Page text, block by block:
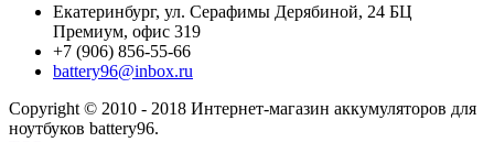
Екатеринбург, ул. Серафимы Дерябиной, 24 БЦ
Премиум, офис 319
+7 (906) 856-55-66
battery96@inbox.ru
Copyright © 2010 - 2018 Интернет-магазин аккумуляторов для
ноутбуков battery96.